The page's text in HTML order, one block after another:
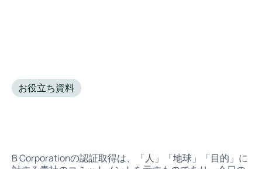
お役立ち資料
B Corporationの認証取得は、「人」「地球」「目的」に